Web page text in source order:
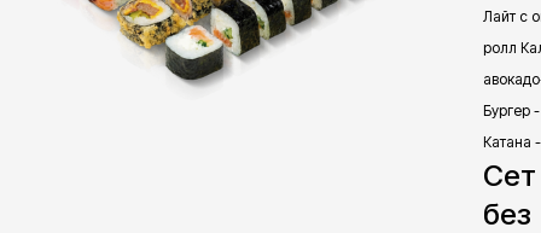
Лайт с
ролл
Бургер
Катана
без